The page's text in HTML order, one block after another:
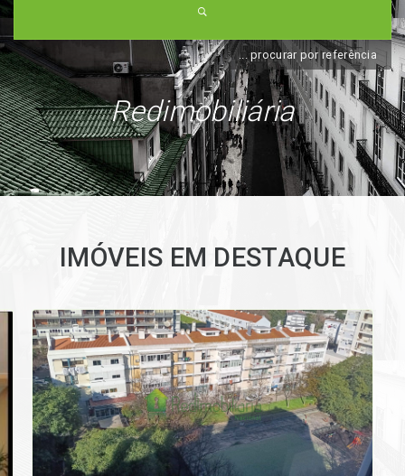
... procurar por referência
Redimobiliária
IMÓVEIS EM DESTAQUE